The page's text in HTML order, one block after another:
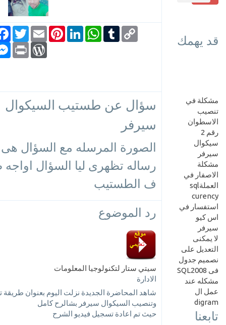
قد يهمك
مشكلة في
تنصيب
الاسطوان
رقم 2
سيكوال
سيرفر
مشكلة
الاصفار في
العملةsql
curency
استفسار في
اس كيو
سيرفر
لا يمكنى
التعديل على
نصميم جدول
فى SQL2008
مشكله عند
عمل ال
digram
تابعنا
TwitterEmail
PinterestLinkedIn
WhatsAppTumblr Copy
Link
Print
WordPress
سؤال عن طستيب السيكوال
سيرفر
الصورة المرسله مع السؤال هى
رساله تظهرى ليا السؤال
ف الطستيب
رد الموضوع
سيتي ستار لتكنولوجيا المعلومات
الادارة
شاهد المحاضرة الجديدة نزلت اليوم بعنوان طريقة
وتنصيب السيكوال سيرفر بشالرح كامل
حيث تم اعادة تسجيل فيديو الشرح